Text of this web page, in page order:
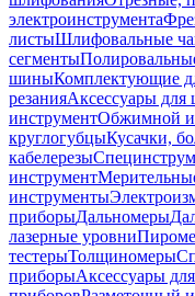
электроинструмента
листыШлифовальные
сегменты
шиныКомплектующие
резанияАксессуары
инструментОбжимной
круглогубцыКусачки,
кабелерезы
инструмент
инструменты
приборыДальномеры
лазерные уровни
тестерыТолщиномеры
приборыАксессуары